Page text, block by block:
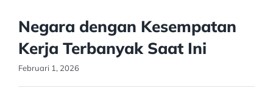
Negara dengan Kesempatan
Kerja Terbanyak Saat Ini
Februari 1, 2026